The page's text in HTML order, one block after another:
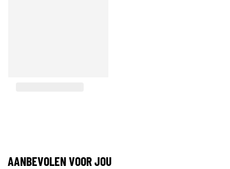
AANBEVOLEN VOOR JOU